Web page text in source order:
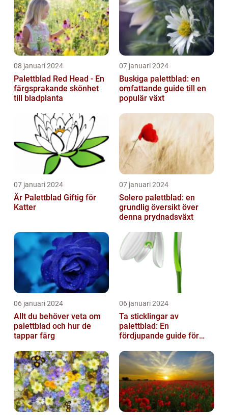
08 januari 2024
Palettblad Red Head - En
färgsprakande skönhet
till bladplanta
07 januari 2024
Buskiga palettblad: en
omfattande guide till en
populär växt
07 januari 2024
Är Palettblad Giftig för
Katter
07 januari 2024
Solero palettblad: en
grundlig översikt över
denna prydnadsväxt
06 januari 2024
Allt du behöver veta om
palettblad och hur de
tappar färg
06 januari 2024
Ta sticklingar av
palettblad: En
fördjupande guide för